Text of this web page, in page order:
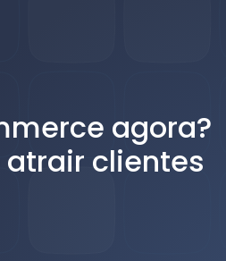
agora?
clientes